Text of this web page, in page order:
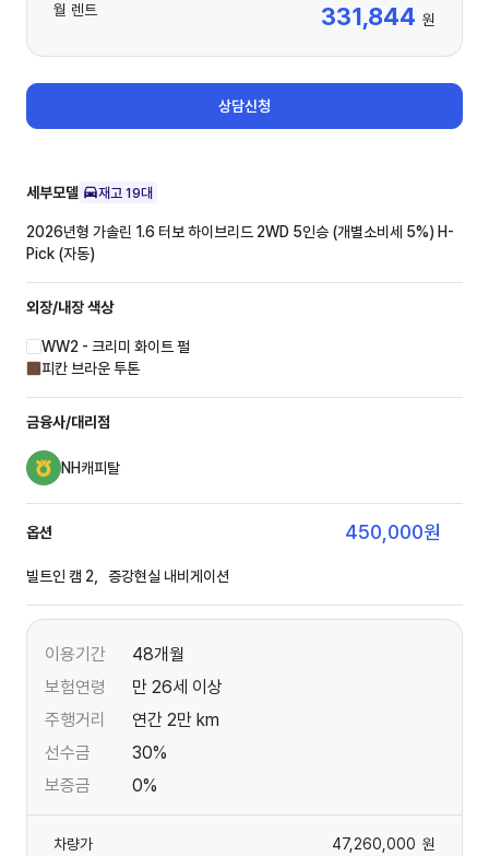
월 렌트 331,844 원
상담신청
세부모델 재고 19대
2026년형 가솔린 1.6 터보 하이브리드 2WD 5인승 (개별소비세 5%) H-
Pick (자동)
외장/내장색상
WW2 - 크리미 화이트 펄
피칸 브라운 투톤
금융사/대리점
NH캐피탈
옵션 450,000원
빌트인 캠 2，증강현실 내비게이션
이용기간
48개월
보험연령
만 26세 이상
주행거리
연간 2만 km
선수금
30%
보증금
0%
차량가 47,260,000 원